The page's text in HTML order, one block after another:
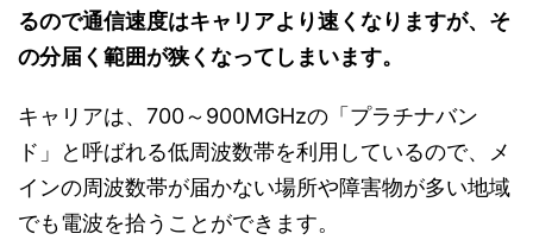
るので通信速度はキャリアより速くなりますが、そ
の分届く範囲が狭くなってしまいます。
キャリアは、700～900MGHzの「プラチナバン
ド」と呼ばれる低周波数帯を利用しているので、メ
インの周波数帯が届かない場所や障害物が多い地域
でも電波を拾うことができます。